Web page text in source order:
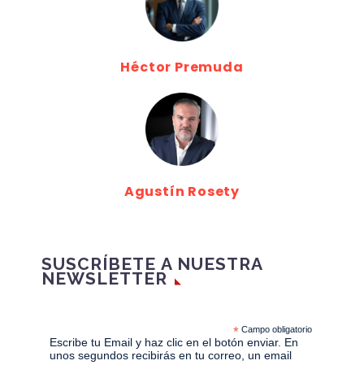
Héctor Premuda
Agustín Rosety
SUSCRÍBETE A NUESTRA
NEWSLETTER
*Campo obligatorio
Escribe tu Email y haz clic en el botón enviar. En
unos segundos recibirás en tu correo, un email